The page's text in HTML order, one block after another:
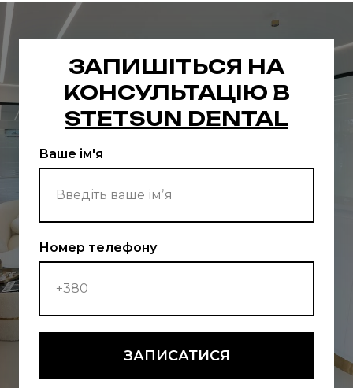
ЗАПИШІТЬСЯ НА
КОНСУЛЬТАЦІЮ В
STETSUN DENTAL
Ваше ім'я
Номер телефону
ЗАПИСАТИСЯ